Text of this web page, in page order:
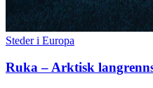
Steder i Europa
Ruka – Arktisk